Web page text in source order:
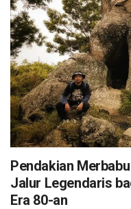
Pendakian
Jalur Legendaris
Era 80-an